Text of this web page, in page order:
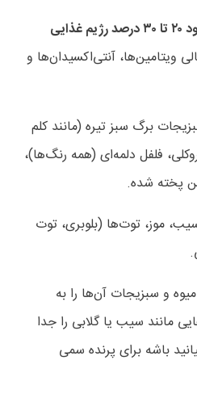
۲۰تا۳۰درصد رژیم غذایی
ویتامین‌ها، آنتی‌اکسیدان‌ها و
برگ سبز تیره (مانند کلم
فلفل دلمه‌ای (همه رنگ‌ها)،
پخته شده.
موز، توت‌ها (بلوبری، توت
.
و سبزیجات آن‌ها را به
مانند سیب یا گلابی را جدا
باشه برای پرنده سمی